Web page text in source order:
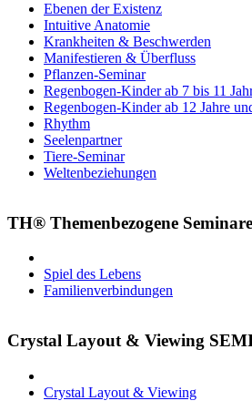
Ebenen der Existenz
Intuitive Anatomie
Krankheiten & Beschwerden
Manifestieren & Überfluss
Pflanzen-Seminar
Regenbogen-Kinder ab 7 bis 11
Regenbogen-Kinder ab 12 Jahre
Rhythm
Seelenpartner
Tiere-Seminar
Weltenbeziehungen
TH® Themenbezogene Seminare
Spiel des Lebens
Familienverbindungen
Crystal Layout & Viewing
Crystal Layout & Viewing